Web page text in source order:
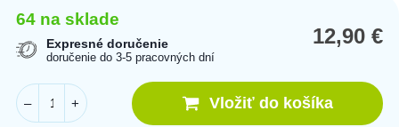
64 na sklade
Expresné doručenie
doručenie do 3-5 pracovných dní
12,90€
– + Vložiť do košíka